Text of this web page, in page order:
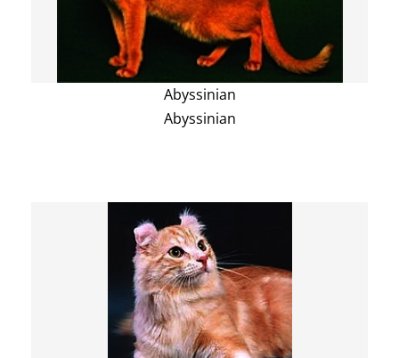
Abyssinian
Abyssinian